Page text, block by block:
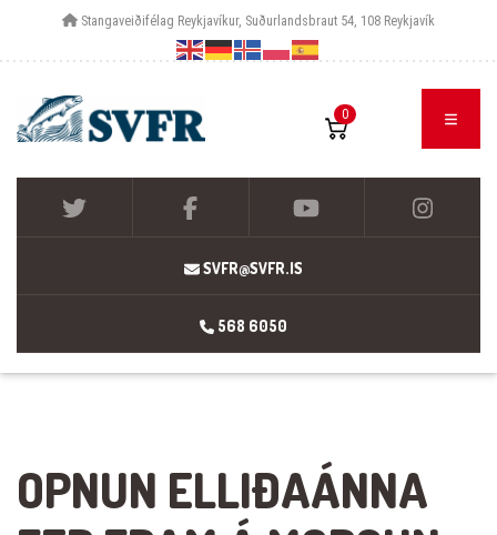
Stangaveiðifélag Reykjavíkur, Suðurlandsbraut 54, 108 Reykjavík
0
SVFR@SVFR.IS
568 6050
OPNUN ELLIÐAÁNNA